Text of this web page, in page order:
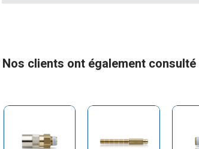
Nos clients ont également consulté